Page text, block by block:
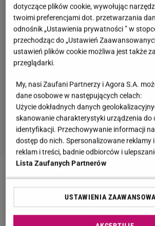
Zobacz wideoDebata w Końskich,
kółkach [Co to będzie w Belwederze
dotyczące plików cookie, wywołując
twoimi preferencjami dot. przetwarzania
odnośnik „Ustawienia prywatności ” w
przechodząc do „Ustawień
ustawień plików cookie możliwa jest także
przeglądarki.
My, nasi Zaufani Partnerzy i Agora S.A.
dane osobowe w następujących celach:
Użycie dokładnych danych
skanowanie charakterystyki urządzenia do
identyfikacji. Przechowywanie informacji
dostęp do nich. Spersonalizowane reklamy
reklam i treści, badnie odbiorców i
Lista Zaufanych Partnerów
USTAWIENIA